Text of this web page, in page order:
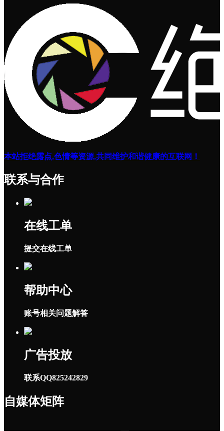
本站拒绝露点,色情等资源,共同维护和谐健康的互联网！
联系与合作
在线工单
提交在线工单
帮助中心
账号相关问题解答
广告投放
联系QQ825242829
自媒体矩阵